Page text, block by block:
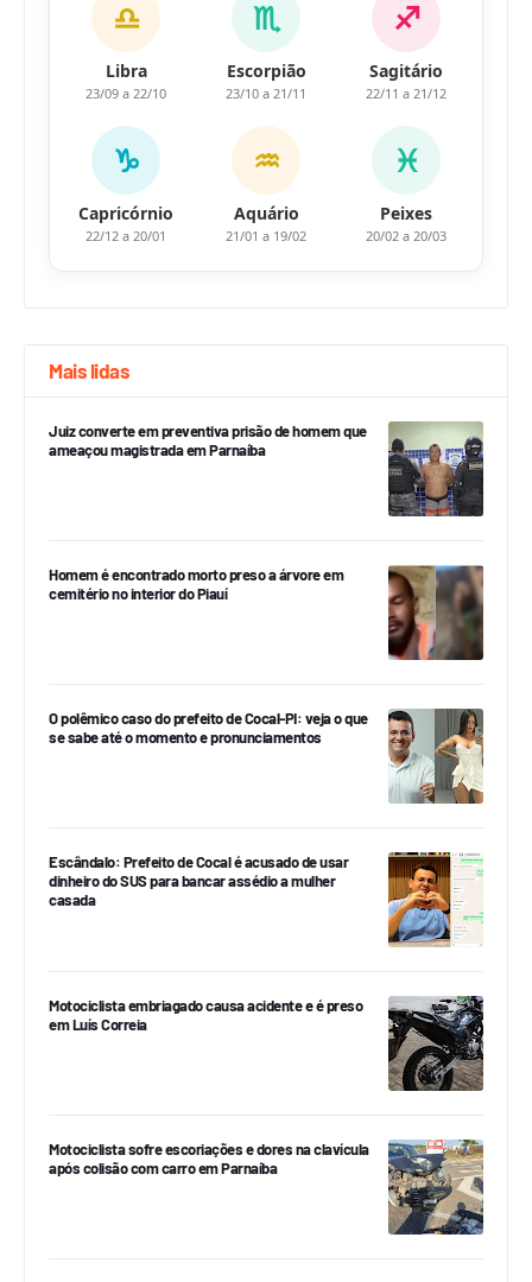
♎
Libra
23/09 a 22/10
♏
Escorpião
23/10 a 21/11
♐
Sagitário
22/11 a 21/12
♑
Capricórnio
22/12 a 20/01
♒
Aquário
21/01 a 19/02
♓
Peixes
20/02 a 20/03
Mais lidas
Juiz converte em preventiva prisão de homem que
ameaçou magistrada em Parnaíba
Homem é encontrado morto preso a árvore em
cemitério no interior do Piauí
O polêmico caso do prefeito de Cocal-PI: veja o que
se sabe até o momento e pronunciamentos
Escândalo: Prefeito de Cocal é acusado de usar
dinheiro do SUS para bancar assédio a mulher
casada
Motociclista embriagado causa acidente e é preso
em Luís Correia
Motociclista sofre escoriações e dores na clavícula
após colisão com carro em Parnaíba